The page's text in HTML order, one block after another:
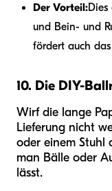
Der Vorteil:
und Bein- und
fördert auch
10. Die DIY-
Wirf die lange
Lieferung nicht
oder einem Stuhl
man Bälle oder
lässt.